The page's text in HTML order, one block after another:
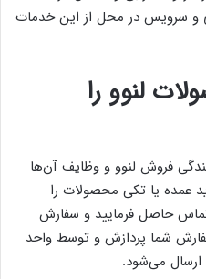
و سرویس در محل از این خدمات
لنوو را
فروش لنوو و وظایف آن‌ها
عمده یا تکی محصولات را
تماس حاصل فرمایید و سفارش
شما پردازش و توسط واحد
می‌شود.